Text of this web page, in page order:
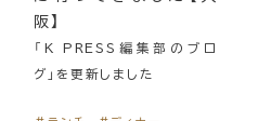
阪】
「K PRESS編集部のブロ
グ」を更新しました